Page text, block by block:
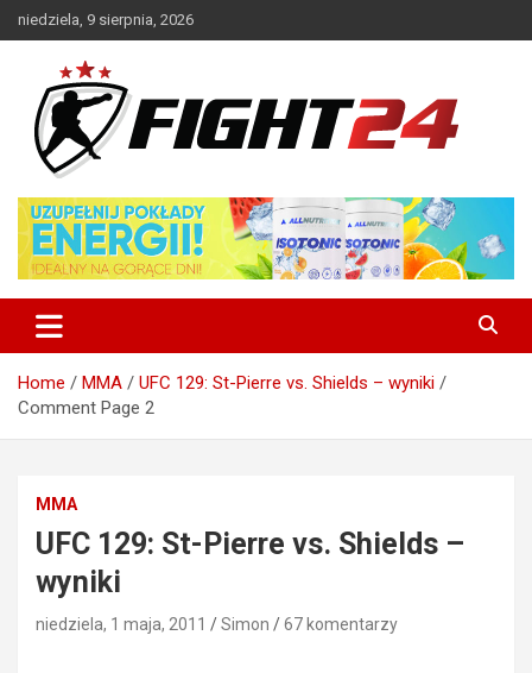
Skip
to
niedziela, 9 sierpnia, 2026
FIGHT24.PL – MMA i K-1, UFC
Home MMA
UFC 129: St-Pierre vs. Shields – wyniki
Comment Page 2
MMA
UFC 129: St-Pierre vs. Shields –
wyniki
niedziela, 1 maja, 2011 Simon 67 komentarzy